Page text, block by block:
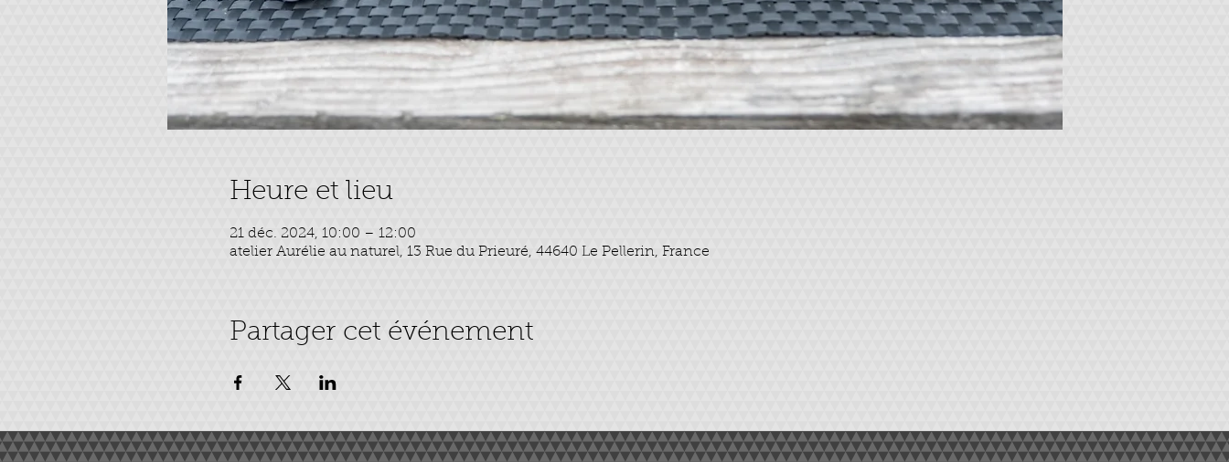
Heure et lieu
21 déc. 2024, 10:00 – 12:00
atelier Aurélie au naturel, 13 Rue du Prieuré, 44640 Le Pellerin, France
Partager cet événement